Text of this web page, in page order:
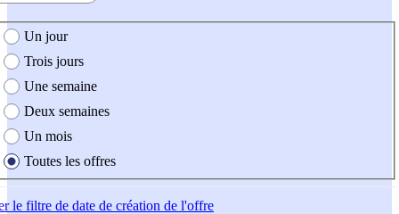
création de l'offre
Un jour
Trois jours
Une semaine
Deux semaines
Un mois
Toutes les offres
le filtre de date de création de l'offre